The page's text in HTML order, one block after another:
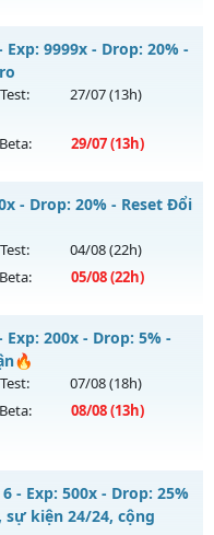
chủ
Exp: 9999x - Drop: 20% -
27/07(13h)
29/07(13h)
vào 13h ngày
- Drop: 20% - Reset Đổi
04/08(22h)
05/08(22h)
chủ
200x - Drop: 5% -
07/08(18h)
08/08(13h)
Đường bất tận🔥
chủCỤM 3.6vào 13h
- Exp: 500x - Drop: 25%
sự kiện 24/24, cộng